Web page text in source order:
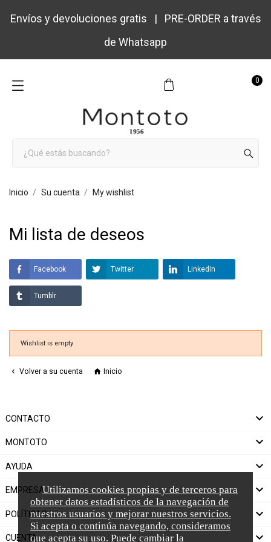
Utilizamos cookies propias y de terceros para
obtener datos estadísticos de la navegación de
nuestros usuarios y mejorar nuestros servicios.
Si acepta o continúa navegando, consideramos
que acepta su uso. Puede cambiar la
Envíos y devoluciones gratis | PRE-ORDER a través
de Whatsapp
0
Inicio Su cuenta My wishlist
Mi lista de deseos
Facebook Twitter LinkedIn
Tumblr
Wishlist is empty
 Volver a su cuenta  Inicio
CONTACTO 
MONTOTO 
AYUDA 
EMPRESA 
POLÍTICAS 
CUENTA 